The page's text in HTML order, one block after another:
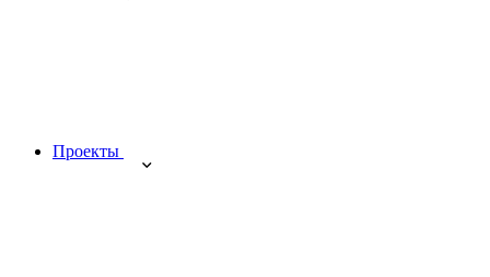
Проекты